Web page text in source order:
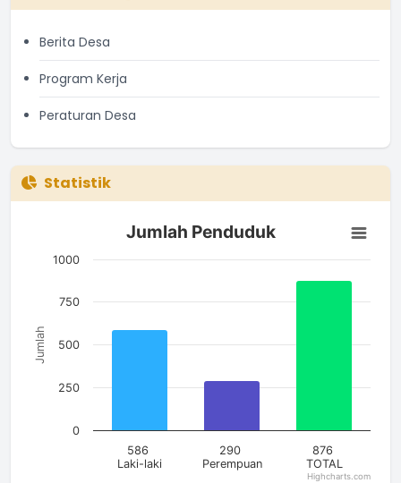
Berita Desa
Program Kerja
Peraturan Desa
Statistik
Jumlah Penduduk
Bar chart with 3 bars.
The chart has 1 X axis displaying categories.
Jumlah
Jumlah Penduduk
586
Laki-laki
290
Perempuan
876
TOTAL
0
250
500
750
1000
Highcharts.com